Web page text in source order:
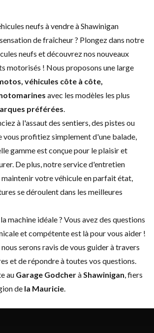
neufs à vendre à Shawinigan
de fraîcheur ? Plongez dans notre
neufs et découvrez nos nouveaux
motorisés ! Nous proposons une large
véhicules côte à côte,
avec les modèles les plus
préférées.
à l'assaut des sentiers, des pistes ou
vous profitiez simplement d'une balade,
gamme est conçue pour le plaisir et
De plus, notre service d'entretien
maintenir votre véhicule en parfait état,
se déroulent dans les meilleures
machine idéale ? Vous avez des questions
et compétente est là pour vous aider !
nous serons ravis de vous guider à travers
et de répondre à toutes vos questions.
au Garage GodcheràShawinigan, fiers
de la Mauricie.